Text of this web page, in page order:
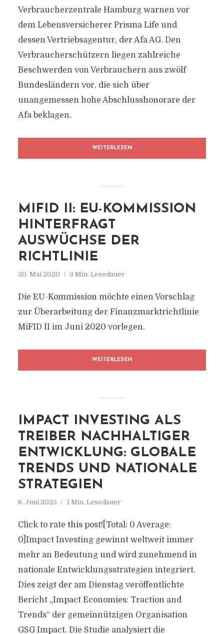
Verbraucherzentrale Hamburg warnen vor
dem Lebensversicherer Prisma Life und
dessen Vertriebsagentur, der Afa AG. Den
Verbraucherschützern liegen zahlreiche
Beschwerden von Verbrauchern aus zwölf
Bundesländern vor, die sich über
unangemessen hohe Abschlusshonorare der
Afa beklagen.
WEITERLESEN
MIFID II: EU-KOMMISSION
HINTERFRAGT
AUSWÜCHSE DER
RICHTLINIE
20. Mai 2020 3 Min. Lesedauer
Die EU-Kommission möchte einen Vorschlag
zur Überarbeitung der Finanzmarktrichtlinie
MiFID II im Juni 2020 vorlegen.
WEITERLESEN
IMPACT INVESTING ALS
TREIBER NACHHALTIGER
ENTWICKLUNG: GLOBALE
TRENDS UND NATIONALE
STRATEGIEN
6. Juni 2025 1 Min. Lesedauer
Click to rate this post![Total: 0 Average:
0]Impact Investing gewinnt weltweit immer
mehr an Bedeutung und wird zunehmend in
nationale Entwicklungsstrategien integriert.
Dies zeigt der am Dienstag veröffentlichte
Bericht „Impact Economies: Traction and
Trends“ der gemeinnützigen Organisation
GSG Impact. Die Studie analysiert die